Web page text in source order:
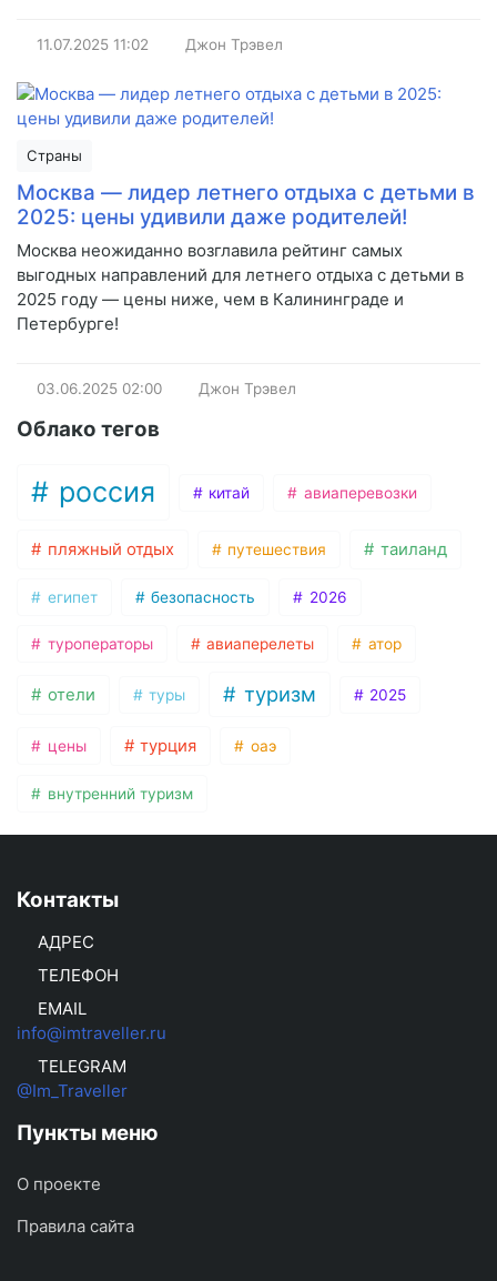
11.07.2025 11:02 Джон Трэвел
Страны
Москва — лидер летнего отдыха с детьми в
2025: цены удивили даже родителей!
Москва неожиданно возглавила рейтинг самых
выгодных направлений для летнего отдыха с детьми в
2025 году — цены ниже, чем в Калининграде и
Петербурге!
03.06.2025 02:00 Джон Трэвел
Облако тегов
россия китай авиаперевозки
пляжный отдых путешествия таиланд
египет безопасность 2026
туроператоры авиаперелеты атор
отели туры туризм 2025
цены турция оаэ
внутренний туризм
Контакты
АДРЕС
ТЕЛЕФОН
EMAIL
info@imtraveller.ru
TELEGRAM
@Im_Traveller
Пункты меню
О проекте
Правила сайта